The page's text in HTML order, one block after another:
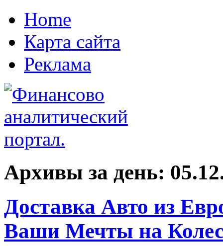
Home
Карта сайта
Реклама
Архивы за день:
Доставка Авто из
Ваши Мечты на